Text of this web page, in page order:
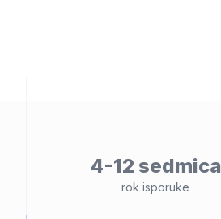
4-12 sedmica
rok isporuke